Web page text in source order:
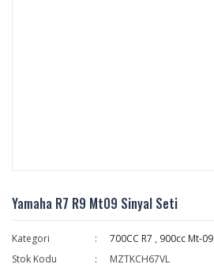
Yamaha R7 R9 Mt09 Sinyal Seti
Kategori 700CC R7 , 900cc Mt-09
Stok Kodu
MZTKCH67VL